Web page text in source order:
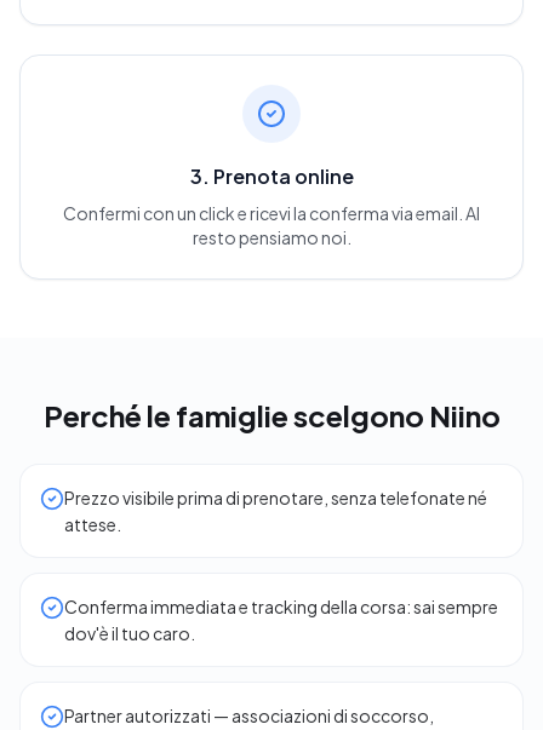
3. Prenota online
Confermi con un click e ricevi la conferma via email. Al
resto pensiamo noi.
Perché le famiglie scelgono Niino
Prezzo visibile prima di prenotare, senza telefonate né
attese.
Conferma immediata e tracking della corsa: sai sempre
dov'è il tuo caro.
Partner autorizzati — associazioni di soccorso,